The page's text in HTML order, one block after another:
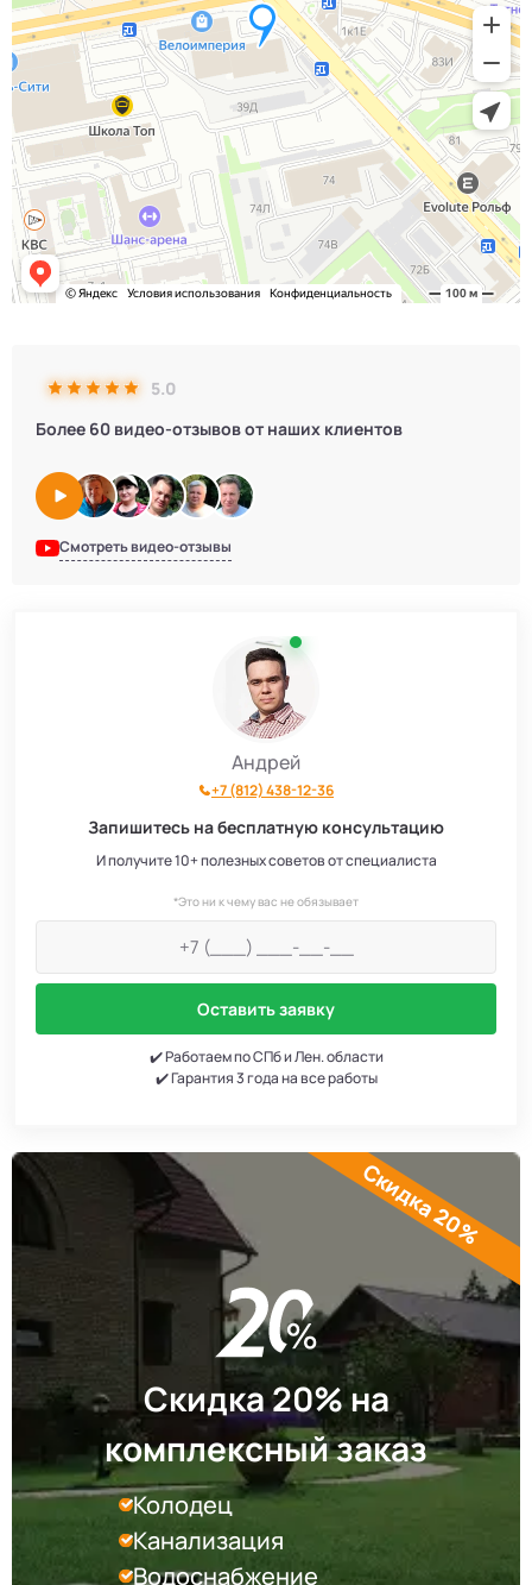
5.0
Более 60 видео-отзывов от наших клиентов
Смотреть видео-отзывы
Андрей
+7 (812) 438-12-36
Запишитесь на бесплатную консультацию
И получите 10+ полезных советов от специалиста
*Это ни к чему вас не обязывает
Оставить заявку
✔️ Работаем по СПб и Лен. области
✔️ Гарантия 3 года на все работы
Скидка 20% на
комплексный заказ
Колодец
Канализация
Водоснабжение
Скидка 20%